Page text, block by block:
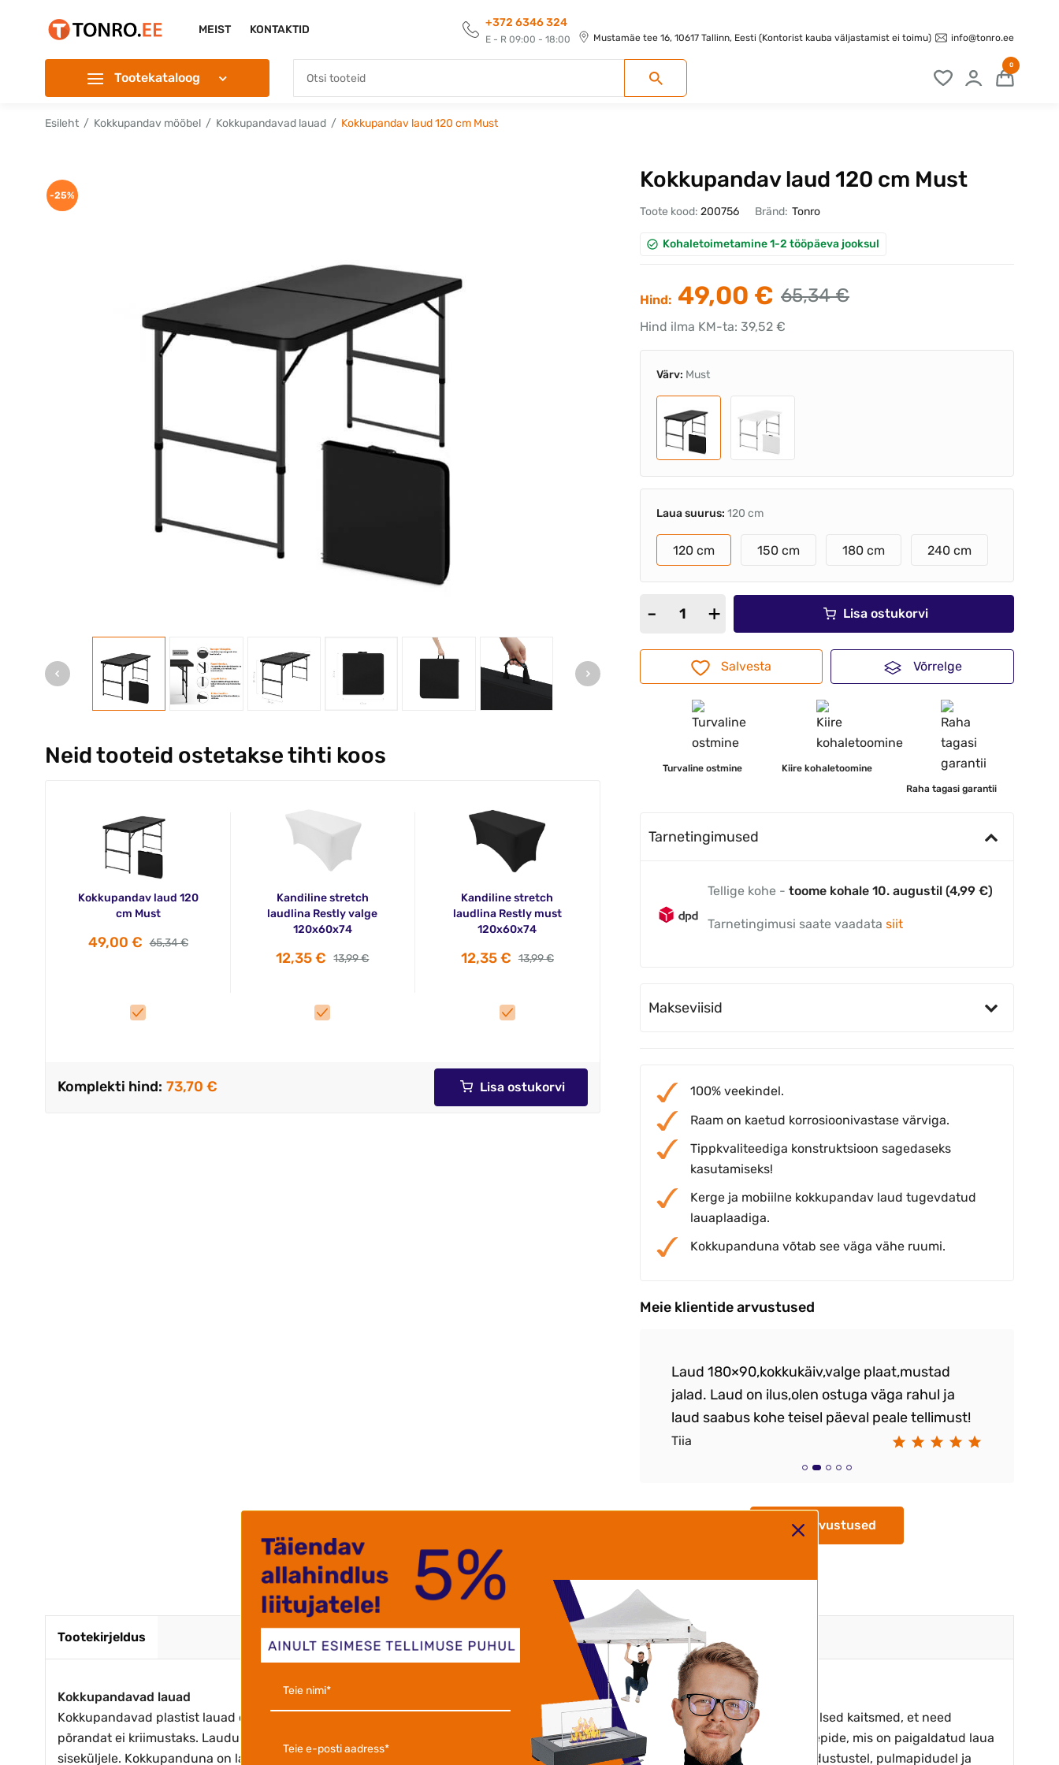
MEIST KONTAKTID
+372 6346 324
E - R 09:00 - 18:00 Mustamäe tee 16, 10617 Tallinn, Eesti (Kontorist kauba väljastamist ei toimu) info@tonro.ee
Tootekataloog
0
Esileht Kokkupandav mööbel Kokkupandavad lauad Kokkupandav laud 120 cm Must
-25%
Neid tooteid ostetakse tihti koos
Kokkupandav laud 120
cm Must
49,00 € 65,34 €
Kandiline stretch
laudlina Restly valge
120x60x74
12,35 € 13,99 €
Kandiline stretch
laudlina Restly must
120x60x74
12,35 € 13,99 €
Komplekti hind: 73,70 € Lisa ostukorvi
Kokkupandav laud 120 cm Must
Toote kood: 200756 Bränd: Tonro
Kohaletoimetamine 1-2 tööpäeva jooksul
Hind: 49,00 € 65,34 €
Hind ilma KM-ta: 39,52 €
Värv: Must
Laua suurus: 120 cm
120 cm 150 cm 180 cm 240 cm
Lisa ostukorvi
Salvesta Võrrelge
Turvaline ostmine
Kiire kohaletoomine
Raha tagasi garantii
Tarnetingimused
Tellige kohe -toome kohale 10. augustil (4,99 €)
Tarnetingimusi saate vaadatasiit
Makseviisid
100% veekindel.
Raam on kaetud korrosioonivastase värviga.
Tippkvaliteediga konstruktsioon sagedaseks
kasutamiseks!
Kerge ja mobiilne kokkupandav laud tugevdatud
lauaplaadiga.
Kokkupanduna võtab see väga vähe ruumi.
Meie klientide arvustused
Laud 180×90,kokkukäiv,valge plaat,mustad
jalad. Laud on ilus,olen ostuga väga rahul ja
laud saabus kohe teisel päeval peale tellimust!
Tiia
Kõik arvustused
Tootekirjeldus
Kokkupandavad lauad
Kokkupandavad plastist lauad on väga populaarsed oma väikese kaalu ja äärmise kompaktsuse tõttu. Laua jalgade all on spetsiaalsed kaitsmed, et need
põrandat ei kriimustaks. Laudu on väga lihtne ühest kohast teise transportida ja need ei nõua palju hoiuruumi. Laual on kandekäepide, mis on paigaldatud laua
siseküljele. Kokkupanduna on lauda väga mugav lihtsalt käes kanda. Neil põhjustel on see kokkupandav laud väga populaarne pidustustel, pulmapidudel ja